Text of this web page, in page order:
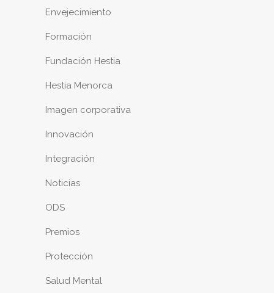
Envejecimiento
Formación
Fundación Hestia
Hestia Menorca
Imagen corporativa
Innovación
Integración
Noticias
ODS
Premios
Protección
Salud Mental